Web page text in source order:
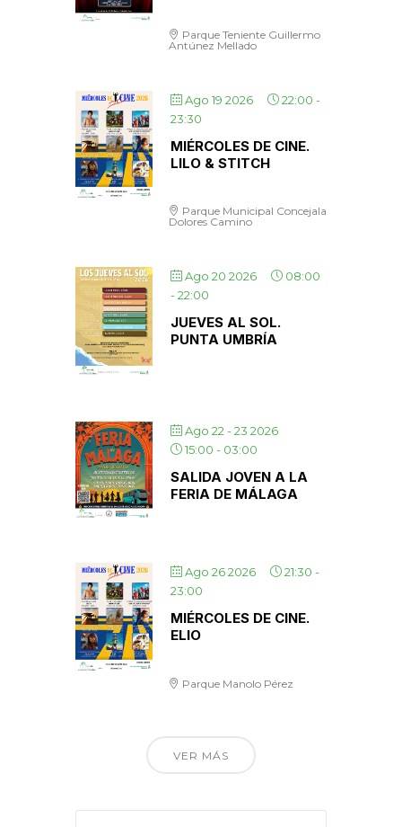
Parque Teniente Guillermo
Antúnez Mellado
Ago 19 2026 22:00 -
23:30
MIÉRCOLES DE CINE.
LILO & STITCH
Parque Municipal Concejala
Dolores Camino
Ago 20 2026
08:00
-22:00
JUEVES AL SOL.
PUNTA UMBRÍA
Ago 22 - 23 2026
15:00 - 03:00
SALIDA JOVEN A LA
FERIA DE MÁLAGA
Ago 26 2026 21:30 -
23:00
MIÉRCOLES DE CINE.
ELIO
Parque Manolo Pérez
VER MÁS